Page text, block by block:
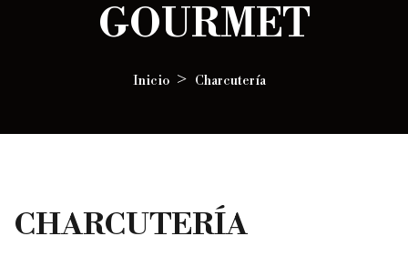
GOURMET
Inicio Charcutería
CHARCUTERÍA